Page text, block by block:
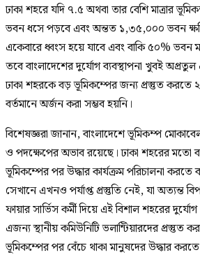
ঢাকা শহরে যদি ৭.৫ অথবা তার বেশি মাত্রার
ভবন ধসে পড়বে এবং অন্তত ১,৩৫,০০০ ভবন
একেবারে ধ্বংস হয়ে যাবে এবং বাকি ৫০% ভবন
তবে বাংলাদেশের দুর্যোগ ব্যবস্থাপনা খুবই
ঢাকা শহরকে বড় ভূমিকম্পের জন্য প্রস্তুত করতে
বর্তমানে অর্জন করা সম্ভব হয়নি।
বিশেষজ্ঞরা জানান, বাংলাদেশে ভূমিকম্প
ও পদক্ষেপের অভাব রয়েছে। ঢাকা শহরের মতো
ভূমিকম্পের পর উদ্ধার কার্যক্রম পরিচালনা করতে
সেখানে এখনও পর্যাপ্ত প্রস্তুতি নেই, যা অত্যন্ত
ফায়ার সার্ভিস কর্মী দিয়ে এই বিশাল শহরের
এজন্য স্থানীয় কমিউনিটি ভলান্টিয়ারদের প্রস্তুত
ভূমিকম্পের পর বেঁচে থাকা মানুষদের উদ্ধার